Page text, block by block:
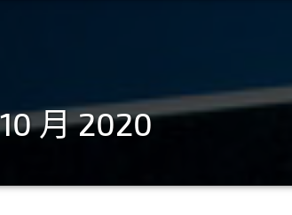
月 2020